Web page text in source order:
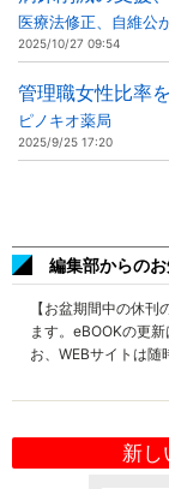
医療法修正、自維公
2025/10/27 09:54
管理職女性比率
ピノキオ薬局
2025/9/25 17:20
編集部からの
【お盆期間中の休
ます。eBOOKの更
お、WEBサイトは随
新し